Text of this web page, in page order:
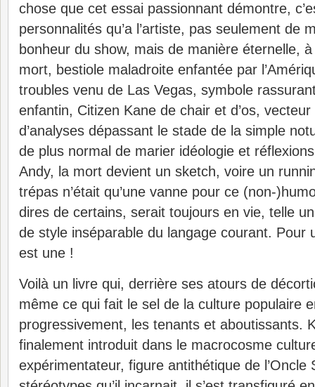
chose que cet essai passionnant démontre,
personnalités qu’a l’artiste, pas seulement de
bonheur du show, mais de manière éternelle,
mort, bestiole maladroite enfantée par
troubles venu de Las Vegas, symbole
enfantin, Citizen Kane de chair et d’os,
d’analyses dépassant le stade de la simple
de plus normal de marier idéologie et
Andy, la mort devient un sketch, voire un
trépas n’était qu’une vanne pour ce (non-
dires de certains, serait toujours en vie, telle
de style inséparable du langage courant. Pour
est une !
Voilà un livre qui, derrière ses atours de
même ce qui fait le sel de la culture populaire
progressivement, les tenants et aboutissants.
finalement introduit dans le macrocosme
expérimentateur, figure antithétique de l’Oncle